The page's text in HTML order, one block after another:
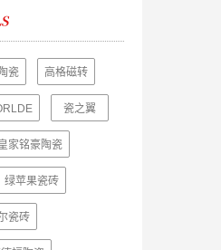
瓷 高格磁转
瓷之翼
家铭豪陶瓷
绿苹果瓷砖
瓷砖